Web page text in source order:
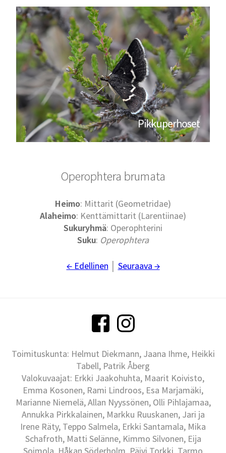
Pikkuperhoset
Operophtera brumata
Heimo: Mittarit (Geometridae)
Alaheimo: Kenttämittarit (Larentiinae)
Sukuryhmä: Operophterini
Suku: Operophtera
← Edellinen Seuraava →
Toimituskunta: Helmut Diekmann, Jaana Ihme, Heikki
Tabell, Patrik Åberg
Valokuvaajat: Erkki Jaakohuhta, Maarit Koivisto,
Emma Kosonen, Rami Lindroos, Esa Marjamäki,
Marianne Niemelä, Allan Nyyssönen, Olli Pihlajamaa,
Annukka Pirkkalainen, Markku Ruuskanen, Jari ja
Irene Räty, Teppo Salmela, Erkki Santamala, Mika
Schafroth, Matti Selänne, Kimmo Silvonen, Eija